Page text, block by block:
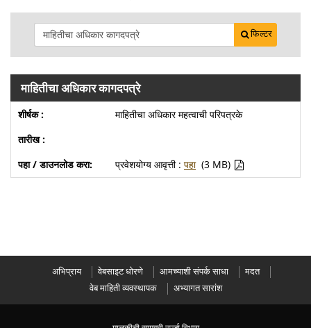
फिल्टर
माहितीचा अधिकार कागदपत्रे
माहितीचा अधिकार महत्वाची परिपत्रके
प्रवेशयोग्य आवृत्ती : पहा (3 MB)
अभिप्राय वेबसाइट धोरणे आमच्याशी संपर्क साधा
मदत
वेब माहिती व्यवस्थापक
अभ्यागत सारांश